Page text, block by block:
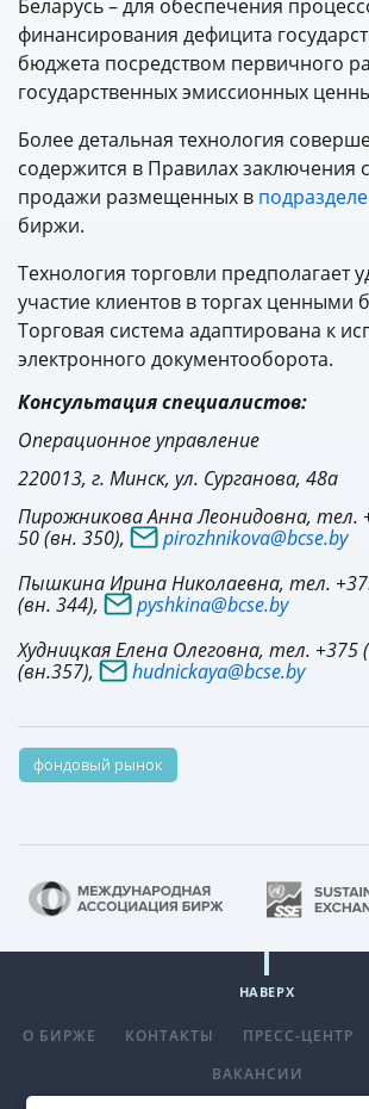
Беларусь – для обеспечения
финансирования дефицита
бюджета посредством первичного
государственных эмиссионных
Более детальная технология
содержится в Правилах заключения
продажи размещенных в
биржи.
Технология торговли предполагает
участие клиентов в торгах ценными
Торговая система адаптирована к
электронного документооборота.
Консультация специалистов:
Операционное управление
220013, г. Минск, ул. Сурганова, 48а
Пирожникова Анна Леонидовна, тел.
50 (вн. 350),
pirozhnikova@bcse.by
Пышкина Ирина Николаевна, тел.
(вн. 344),
pyshkina@bcse.by
Худницкая Елена Олеговна, тел. +375
(вн.357),
hudnickaya@bcse.by
фондовый рынок
О БИРЖЕ КОНТАКТЫ ПРЕСС-ЦЕНТР
ВАКАНСИИ
НАВЕРХ